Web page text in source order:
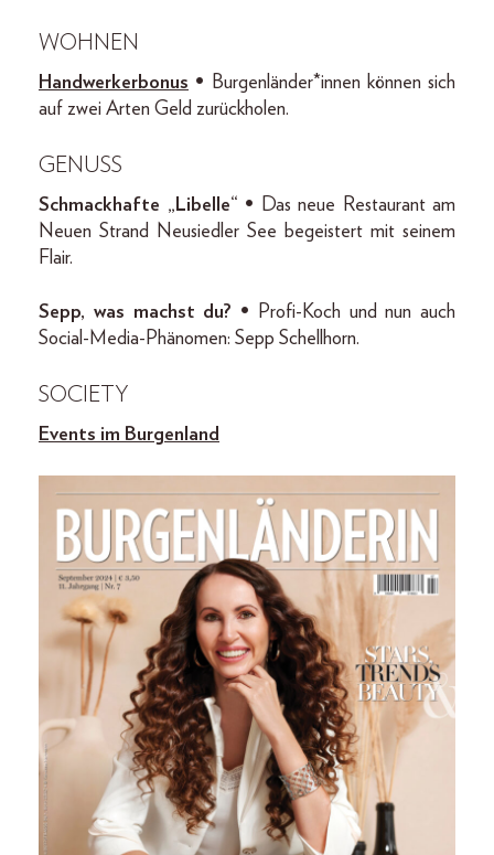
WOHNEN
Handwerker­bonus • Burgenländer*innen können sich
auf zwei Arten Geld zurückholen.
GENUSS
Schmackhafte „Libelle“ • Das neue Restaurant am
Neuen Strand Neusiedler See begeistert mit seinem
Flair.
Sepp, was machst du? •
Profi-Koch und nun auch
Social-Media-Phänomen: Sepp Schellhorn.
SOCIETY
Events im Burgenland